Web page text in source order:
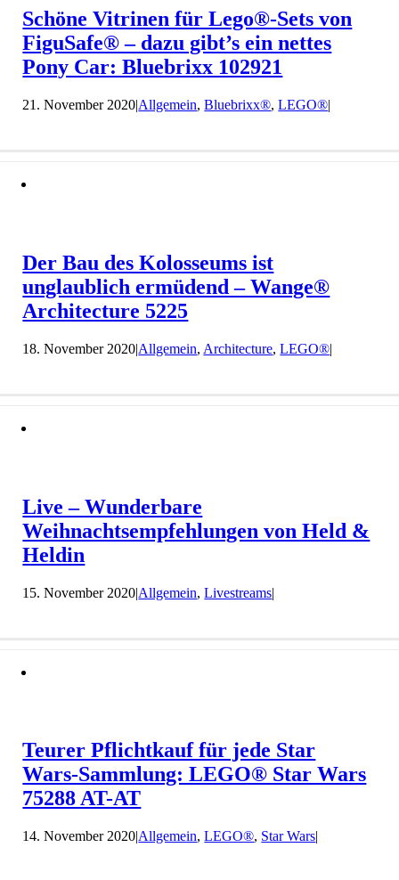
Schöne Vitrinen für Lego®-Sets von
FiguSafe® – dazu gibt’s ein nettes
Pony Car: Bluebrixx 102921
21. November 2020|Allgemein,Bluebrixx®,LEGO®|
Der Bau des Kolosseums ist
unglaublich ermüdend – Wange®
Architecture 5225
18. November 2020|Allgemein, Architecture,LEGO®|
Live – Wunderbare
Weihnachtsempfehlungen von Held &
Heldin
15. November 2020|Allgemein,Livestreams|
Teurer Pflichtkauf für jede Star
Wars-Sammlung: LEGO® Star Wars
75288 AT-AT
14. November 2020|Allgemein,LEGO®, Star Wars|